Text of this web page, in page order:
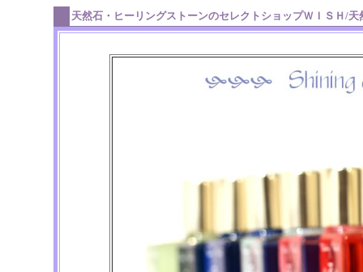
天然石・ヒーリングストーンのセレクトショップＷＩＳＨ/